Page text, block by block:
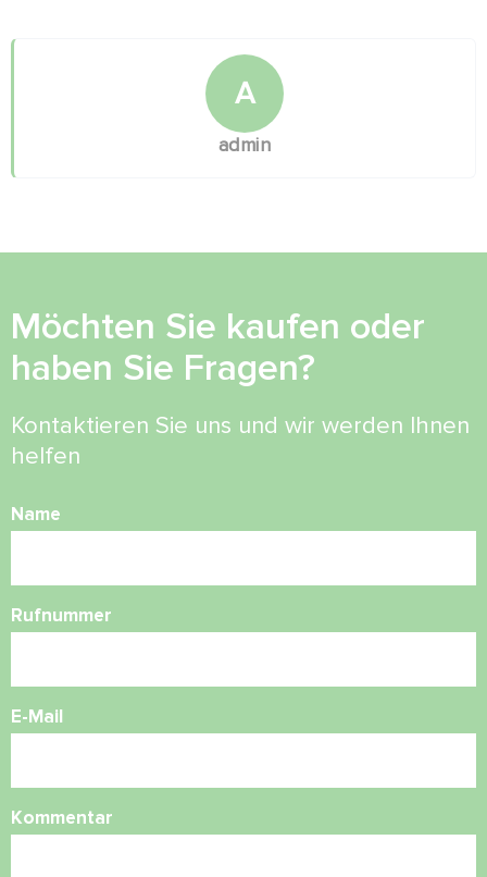
A
admin
Möchten Sie kaufen oder
haben Sie Fragen?
Kontaktieren Sie uns und wir werden Ihnen
helfen
Name
Rufnummer
E-Mail
Kommentar